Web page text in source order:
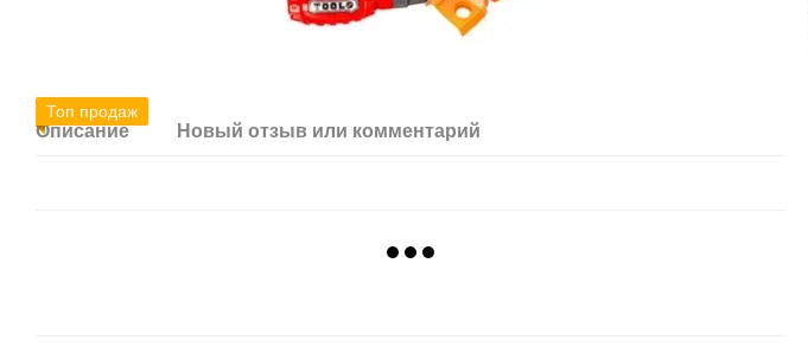
Топ продаж
Описание Новый отзыв или комментарий